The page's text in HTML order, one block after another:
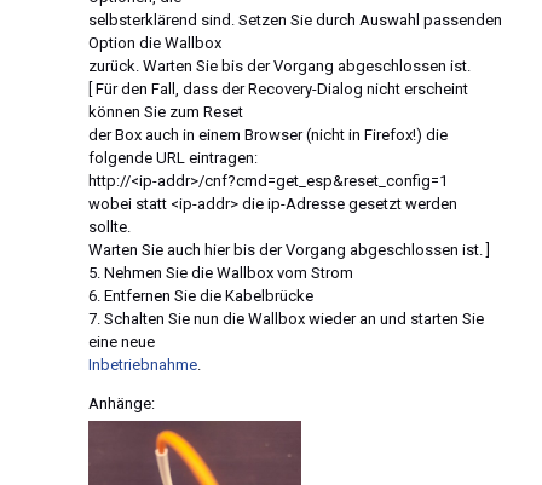
selbsterklärend sind. Setzen Sie durch Auswahl passenden
Option die Wallbox
zurück. Warten Sie bis der Vorgang abgeschlossen ist.
[ Für den Fall, dass der Recovery-Dialog nicht erscheint
können Sie zum Reset
der Box auch in einem Browser (nicht in Firefox!) die
folgende URL eintragen:
http://<ip-addr>/cnf?cmd=get_esp&reset_config=1
wobei statt <ip-addr> die ip-Adresse gesetzt werden
sollte.
Warten Sie auch hier bis der Vorgang abgeschlossen ist. ]
5. Nehmen Sie die Wallbox vom Strom
6. Entfernen Sie die Kabelbrücke
7. Schalten Sie nun die Wallbox wieder an und starten Sie
eine neue
Inbetriebnahme
Anhänge: